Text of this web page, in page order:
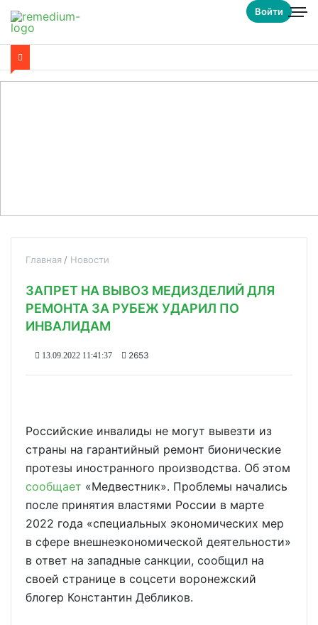
Войти
Главная Новости
ЗАПРЕТ НА ВЫВОЗ МЕДИЗДЕЛИЙ ДЛЯ
РЕМОНТА ЗА РУБЕЖ УДАРИЛ ПО
ИНВАЛИДАМ
13.09.2022 11:41:37 2653
Российские инвалиды не могут вывезти из
страны на гарантийный ремонт бионические
протезы иностранного производства. Об этом
сообщает «Медвестник». Проблемы начались
после принятия властями России в марте
2022 года «специальных экономических мер
в сфере внешнеэкономической деятельности»
в ответ на западные санкции, сообщил на
своей странице в соцсети воронежский
блогер Константин Дебликов.